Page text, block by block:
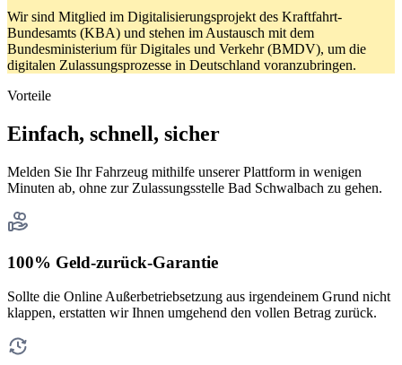
Wir sind Mitglied im Digitalisierungsprojekt des Kraftfahrt-
Bundesamts (KBA) und stehen im Austausch mit dem
Bundesministerium für Digitales und Verkehr (BMDV), um die
digitalen Zulassungsprozesse in Deutschland voranzubringen.
Vorteile
Einfach, schnell, sicher
Melden Sie Ihr Fahrzeug mithilfe unserer Plattform in wenigen
Minuten ab, ohne zur Zulassungsstelle Bad Schwalbach zu gehen.
100% Geld-zurück-Garantie
Sollte die Online Außerbetriebsetzung aus irgendeinem Grund nicht
klappen, erstatten wir Ihnen umgehend den vollen Betrag zurück.